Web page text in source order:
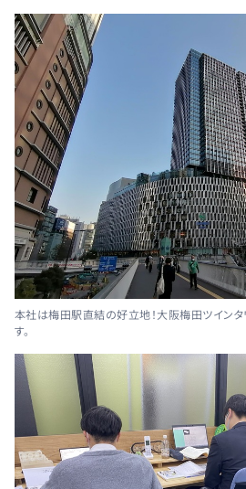
本社は梅田駅直結の好立地！大阪梅田ツインタ
す。